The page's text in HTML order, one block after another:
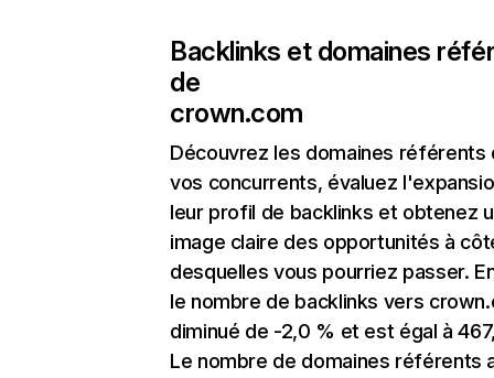
Backlinks et domaines
de
crown.com
Découvrez les domaines référents
vos concurrents, évaluez
leur profil de backlinks et obtenez
image claire des opportunités à
desquelles vous pourriez passer.
le nombre de backlinks vers
diminué de -2,0 % et est égal à
Le nombre de domaines référents